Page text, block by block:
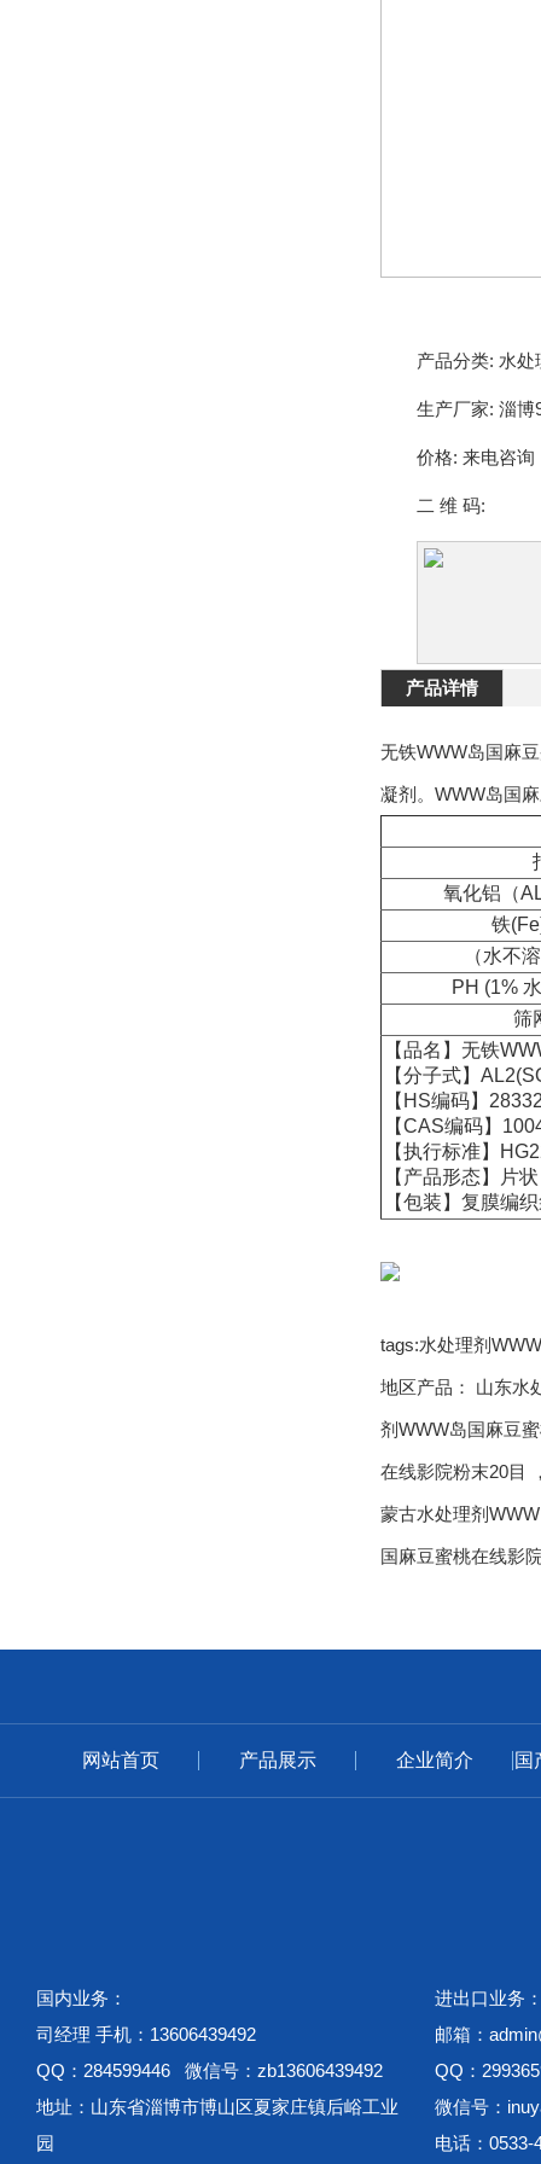
产品分类: 水处
生产厂家: 淄博
价格: 来电咨询
二 维 码:
产品详情
无铁WWW岛国麻
凝剂。WWW岛国
氧化铝（
铁
（水不
PH (1%
筛
【品名】无铁
【分子式】
【HS编码】
【CAS编码】
【执行标准】
【产品形态】片
【包装】复膜编
tags:水处理剂
地区产品： 山东水
剂WWW岛国麻豆
在线影院粉末20目
蒙古水处理剂
国麻豆蜜桃在线影
网站首页 产品展示 企业简介 国
国内业务：
司经理 手机：13606439492
QQ：284599446 微信号：zb13606439492
地址：山东省淄博市博山区夏家庄镇后峪工业
园
进出口业务
邮箱：
QQ：
微信号：
电话：0533-